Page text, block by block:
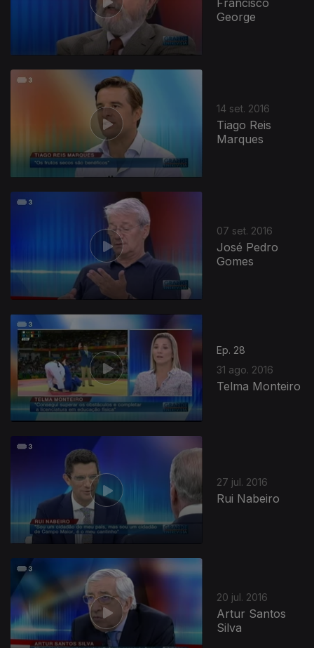
George
14 set. 2016
Tiago Reis
Marques
07 set. 2016
José Pedro
Gomes
Ep. 28
31 ago. 2016
Telma Monteiro
27 jul. 2016
Rui Nabeiro
20 jul. 2016
Artur Santos
Silva